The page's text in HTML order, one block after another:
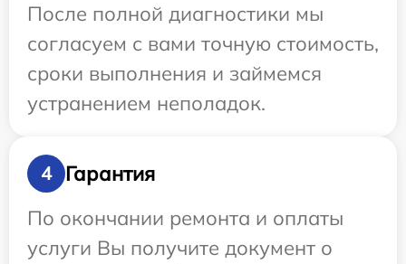
После полной диагностики мы
согласуем с вами точную стоимость,
сроки выполнения и займемся
устранением неполадок.
4
Гарантия
По окончании ремонта и оплаты
услуги Вы получите документ о